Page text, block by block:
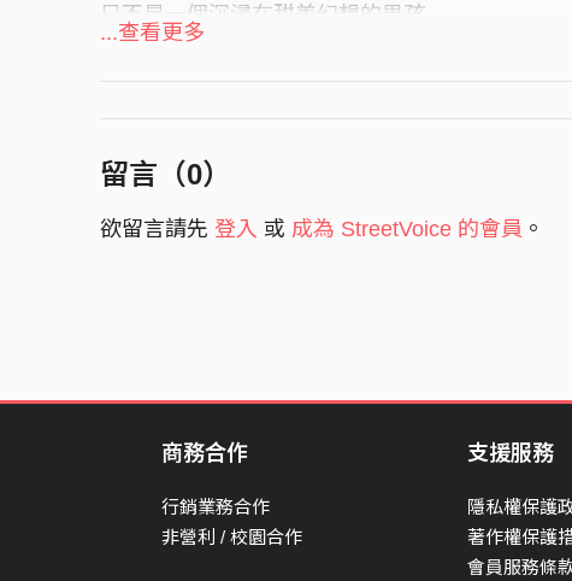
只不是一個沉浸在甜美幻想的男孩
Please see me
請把我看成是
reaching out for someone I can't see
伸出雙手想去擁抱，苦苦等著那些不存在的人
Take my hand let's see where we wake up
牽著我的手吧，看看我們明早會在哪醒來
So let's get drunk on our tears and
或著不如讓我們在淚水中醉生夢死吧。
God, tell us the reason
上帝呀，告訴我們原因吧
...查看更多
留言（0）
欲留言請先 登入 或 成為 StreetVoice 的會員 。
商務合作
行銷業務合作
非營利 / 校園合作
支援服務
隱私權保護
著作權保護
會員服務條